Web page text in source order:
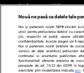
Scrie-ne pe Whatsapp
Știri
Ultimele stiri
Diete
Nouă ne pasă ca datele tale
Noi și partenerii noștri 1019stocăm și/
unici pentru prelucrarea datelor cu
jos, respectiv vă puteți opune
confidențialitate. Aceste alegeri vor fi
Noi si partenerii nostri (retelele de
servicii de date analitice) prelucram
continutul si anunturile publicitare
functionalitati aferente retelelor de
prevazute de art. 15-22 din GDPR in
exercitate prin modalitatea indicataaici